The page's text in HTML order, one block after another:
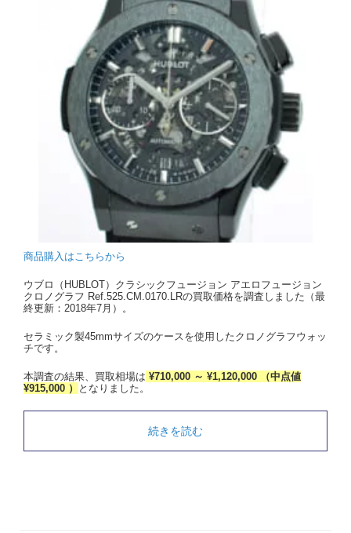
商品購入はこちらから
ウブロ（HUBLOT）クラシックフュージョン アエロフュージョン
クロノグラフ Ref.525.CM.0170.LRの買取価格を調査しました（最
終更新：2018年7月）。
セラミック製45mmサイズのケースを使用したクロノグラフウォッ
チです。
本調査の結果、買取相場は ¥710,000 ～ ¥1,120,000 （中点値
¥915,000 ）
となりました。
続きを読む